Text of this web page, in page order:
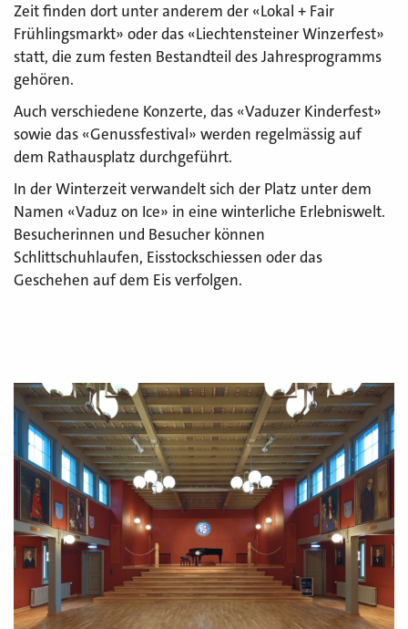
Zeit finden dort unter anderem der «Lokal + Fair
Frühlingsmarkt» oder das «Liechtensteiner Winzerfest»
statt, die zum festen Bestandteil des Jahresprogramms
gehören.
Auch verschiedene Konzerte, das «Vaduzer Kinderfest»
sowie das «Genussfestival» werden regelmässig auf
dem Rathausplatz durchgeführt.
In der Winterzeit verwandelt sich der Platz unter dem
Namen «Vaduz on Ice» in eine winterliche Erlebniswelt.
Besucherinnen und Besucher können
Schlittschuhlaufen, Eisstockschiessen oder das
Geschehen auf dem Eis verfolgen.